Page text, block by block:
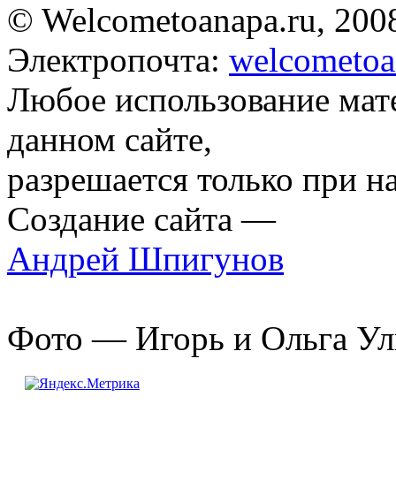
© Welcometoanapa.ru,
Электропочта:
Любое использование
данном сайте,
разрешается только при
Создание сайта —
Андрей Шпигунов
Фото — Игорь и Ольга